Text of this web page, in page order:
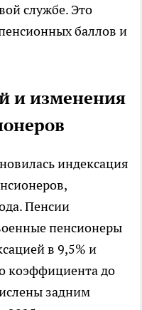
службе. Это
баллов и
и изменения
индексация
Пенсии
пенсионеры
в 9,5% и
до
задним